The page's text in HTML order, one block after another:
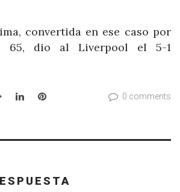
convertida en ese caso por
65, dio al Liverpool el 5-1
Google+LinkedInPinterest 0 comments